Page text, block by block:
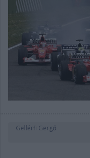
Gellérfi Gergő